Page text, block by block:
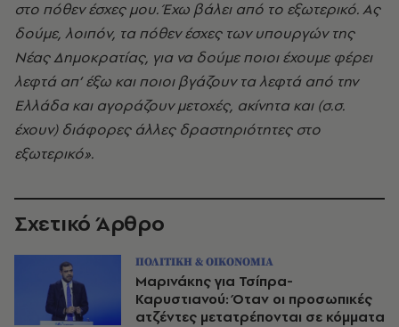
στο πόθεν έσχες μου. Έχω βάλει από το εξωτερικό. Ας
δούμε, λοιπόν, τα πόθεν έσχες των υπουργών της
Νέας Δημοκρατίας, για να δούμε ποιοι έχουμε φέρει
λεφτά απ’ έξω και ποιοι βγάζουν τα λεφτά από την
Ελλάδα και αγοράζουν μετοχές, ακίνητα και (σ.σ.
έχουν) διάφορες άλλες δραστηριότητες στο
εξωτερικό».
Σχετικό Άρθρο
ΠΟΛΙΤΙΚΗ & ΟΙΚΟΝΟΜΙΑ
Μαρινάκης για Τσίπρα-
Καρυστιανού: Όταν οι προσωπικές
ατζέντες μετατρέπονται σε κόμματα